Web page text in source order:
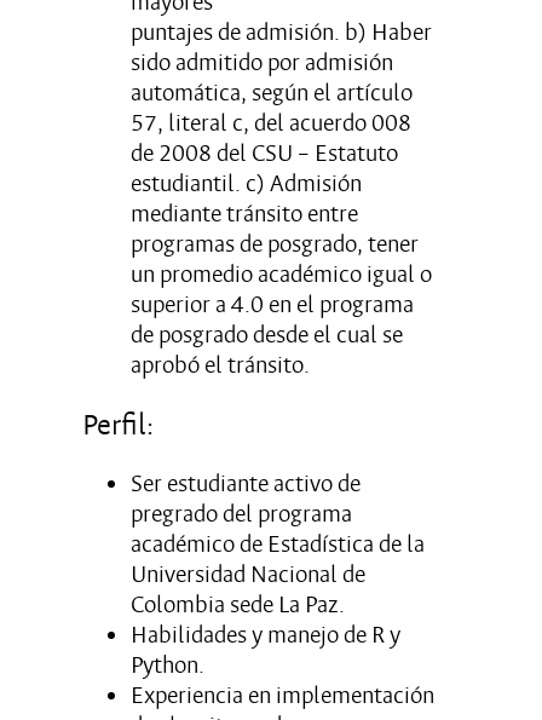
puntajes de admisión. b) Haber
sido admitido por admisión
automática, según el artículo
57, literal c, del acuerdo 008
de 2008 del CSU – Estatuto
estudiantil. c) Admisión
mediante tránsito entre
programas de posgrado, tener
un promedio académico igual o
superior a 4.0 en el programa
de posgrado desde el cual se
aprobó el tránsito.
Perfil:
Ser estudiante activo de
pregrado del programa
académico de Estadística de la
Universidad Nacional de
Colombia sede La Paz.
Habilidades y manejo de R y
Python.
Experiencia en implementación